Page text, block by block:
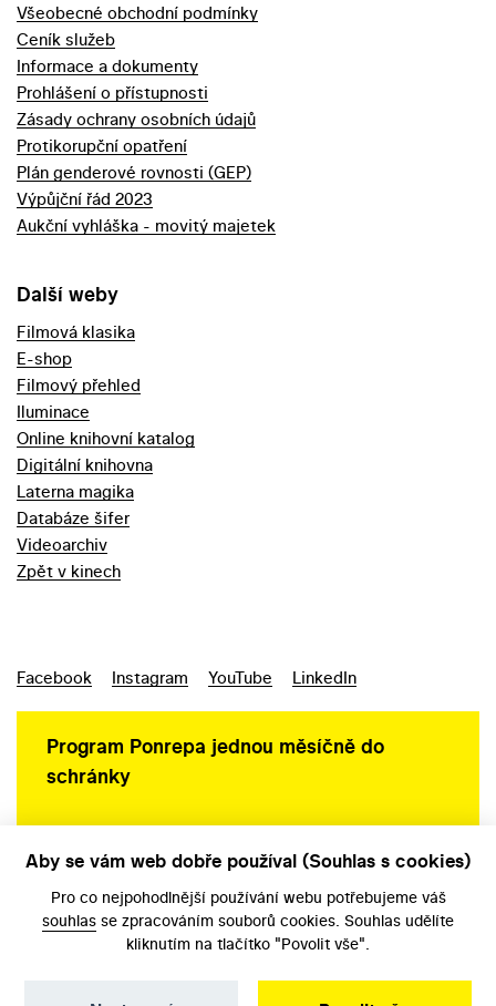
Všeobecné obchodní podmínky
Ceník služeb
Informace a dokumenty
Prohlášení o přístupnosti
Zásady ochrany osobních údajů
Protikorupční opatření
Plán genderové rovnosti (GEP)
Výpůjční řád 2023
Aukční vyhláška - movitý majetek
Další weby
Filmová klasika
E-shop
Filmový přehled
Iluminace
Online knihovní katalog
Digitální knihovna
Laterna magika
Databáze šifer
Videoarchiv
Zpět v kinech
Facebook Instagram YouTube LinkedIn
Program Ponrepa jednou měsíčně do
schránky
Aby se vám web dobře používal (Souhlas s cookies)
Pro co nejpohodlnější používání webu potřebujeme váš
souhlas se zpracováním souborů cookies. Souhlas udělíte
kliknutím na tlačítko "Povolit vše".